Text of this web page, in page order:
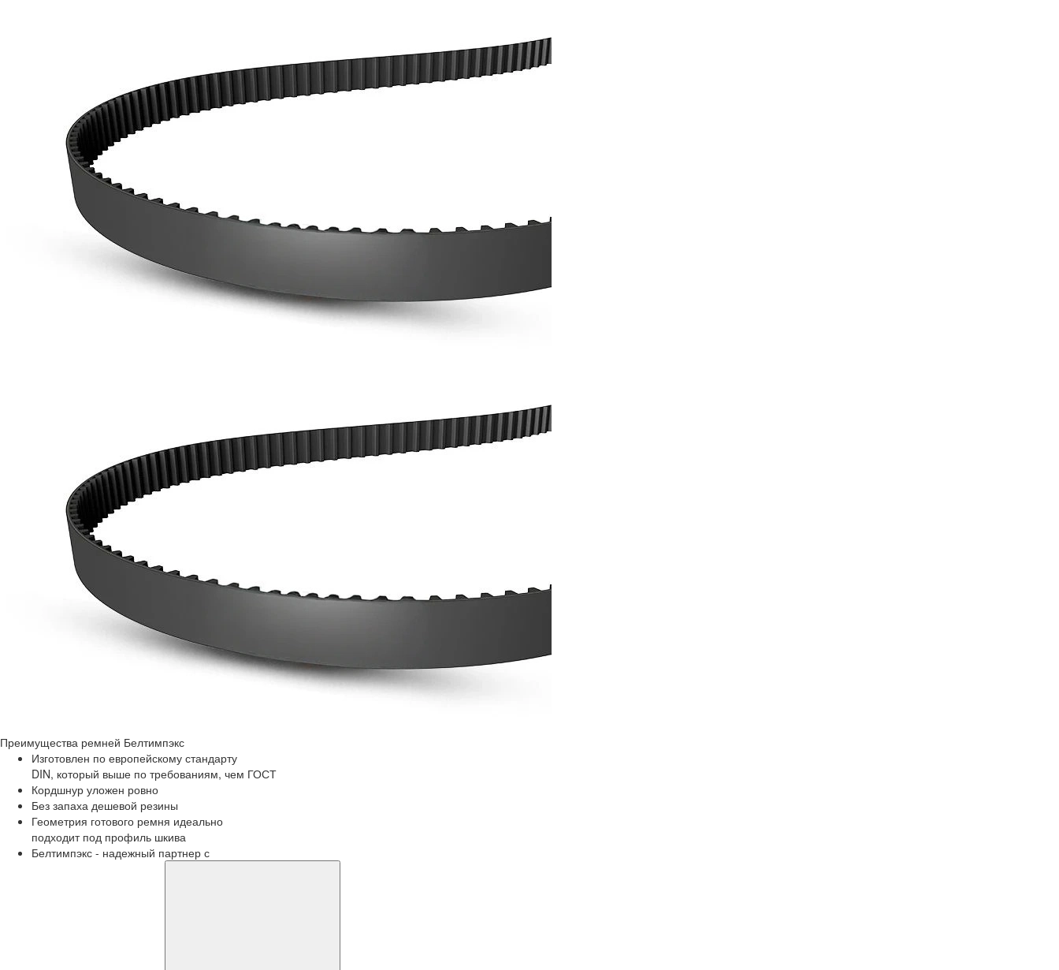
Преимущества ремней Белтимпэкс
Изготовлен по европейскому стандарту
DIN, который выше по требованиям, чем ГОСТ
Кордшнур уложен ровно
Без запаха дешевой резины
Геометрия готового ремня идеально
подходит под профиль шкива
Белтимпэкс - надежный партнер с